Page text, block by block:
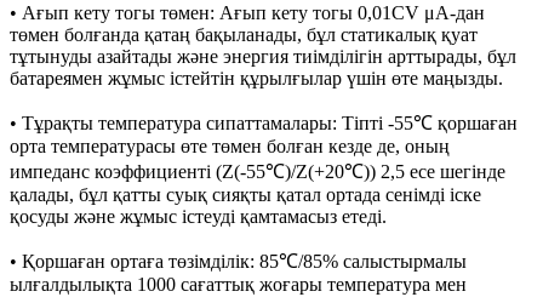
• Ағып кету тогы төмен: Ағып кету тогы 0,01CV μA-дан
төмен болғанда қатаң бақыланады, бұл статикалық қуат
тұтынуды азайтады және энергия тиімділігін арттырады, бұл
батареямен жұмыс істейтін құрылғылар үшін өте маңызды.
• Тұрақты температура сипаттамалары: Тіпті -55℃ қоршаған
орта температурасы өте төмен болған кезде де, оның
импеданс коэффициенті (Z(-55℃)/Z(+20℃)) 2,5 есе шегінде
қалады, бұл қатты суық сияқты қатал ортада сенімді іске
қосуды және жұмыс істеуді қамтамасыз етеді.
• Қоршаған ортаға төзімділік: 85℃/85% салыстырмалы
ылғалдылықта 1000 сағаттық жоғары температура мен